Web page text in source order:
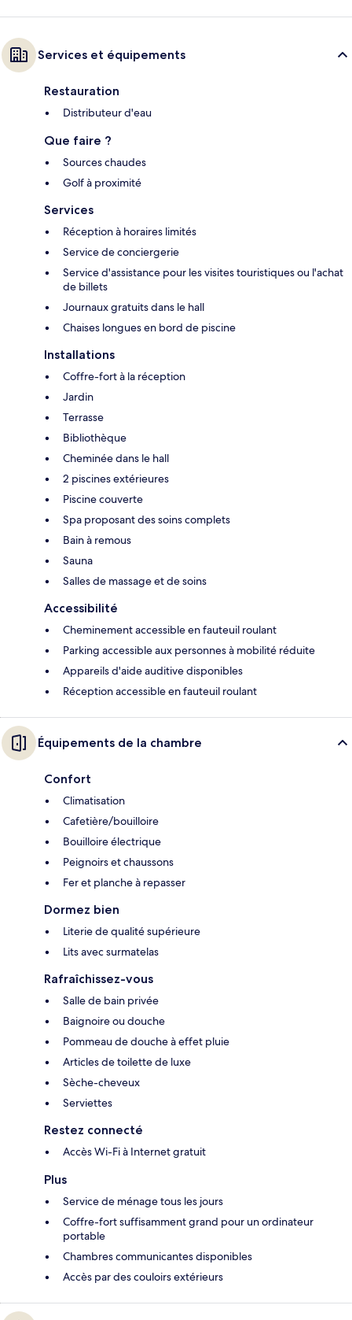
Services et équipements
Restauration
Distributeur d'eau
Que faire ?
Sources chaudes
Golf à proximité
Services
Réception à horaires limités
Service de conciergerie
Service d'assistance pour les visites touristiques ou l'achat
de billets
Journaux gratuits dans le hall
Chaises longues en bord de piscine
Installations
Coffre-fort à la réception
Jardin
Terrasse
Bibliothèque
Cheminée dans le hall
2 piscines extérieures
Piscine couverte
Spa proposant des soins complets
Bain à remous
Sauna
Salles de massage et de soins
Accessibilité
Cheminement accessible en fauteuil roulant
Parking accessible aux personnes à mobilité réduite
Appareils d'aide auditive disponibles
Réception accessible en fauteuil roulant
Équipements de la chambre
Confort
Climatisation
Cafetière/bouilloire
Bouilloire électrique
Peignoirs et chaussons
Fer et planche à repasser
Dormez bien
Literie de qualité supérieure
Lits avec surmatelas
Rafraîchissez-vous
Salle de bain privée
Baignoire ou douche
Pommeau de douche à effet pluie
Articles de toilette de luxe
Sèche-cheveux
Serviettes
Restez connecté
Accès Wi-Fi à Internet gratuit
Plus
Service de ménage tous les jours
Coffre-fort suffisamment grand pour un ordinateur
portable
Chambres communicantes disponibles
Accès par des couloirs extérieurs